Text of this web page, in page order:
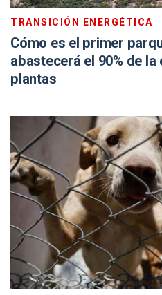
TRANSICIÓN ENERGÉTICA
Cómo es el primer
abastecerá el 90% de
plantas